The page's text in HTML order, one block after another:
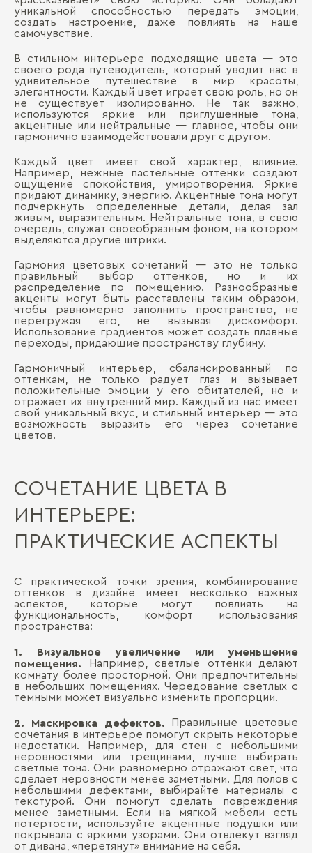
уникальной способностью передать эмоции,
создать настроение, даже повлиять на наше
самочувствие.
В стильном интерьере подходящие цвета — это
своего рода путеводитель, который уводит нас в
удивительное путешествие в мир красоты,
элегантности. Каждый цвет играет свою роль, но он
не существует изолированно. Не так важно,
используются яркие или приглушенные тона,
акцентные или нейтральные — главное, чтобы они
гармонично взаимодействовали друг с другом.
Каждый цвет имеет свой характер, влияние.
Например, нежные пастельные оттенки создают
ощущение спокойствия, умиротворения. Яркие
придают динамику, энергию. Акцентные тона могут
подчеркнуть определенные детали, делая зал
живым, выразительным. Нейтральные тона, в свою
очередь, служат своеобразным фоном, на котором
выделяются другие штрихи.
Гармония цветовых сочетаний — это не только
правильный выбор оттенков, но и их
распределение по помещению. Разнообразные
акценты могут быть расставлены таким образом,
чтобы равномерно заполнить пространство, не
перегружая его, не вызывая дискомфорт.
Использование градиентов может создать плавные
переходы, придающие пространству глубину.
Гармоничный интерьер, сбалансированный по
оттенкам, не только радует глаз и вызывает
положительные эмоции у его обитателей, но и
отражает их внутренний мир. Каждый из нас имеет
свой уникальный вкус, и стильный интерьер — это
возможность выразить его через сочетание
цветов.
СОЧЕТАНИЕ ЦВЕТА В
ИНТЕРЬЕРЕ:
ПРАКТИЧЕСКИЕ АСПЕКТЫ
С практической точки зрения, комбинирование
оттенков в дизайне имеет несколько важных
аспектов, которые могут повлиять на
функциональность, комфорт использования
пространства:
1. Визуальное увеличение или уменьшение
помещения. Например, светлые оттенки делают
комнату более просторной. Они предпочтительны
в небольших помещениях. Чередование светлых с
темными может визуально изменить пропорции.
2. Маскировка дефектов. Правильные цветовые
сочетания в интерьере помогут скрыть некоторые
недостатки. Например, для стен с небольшими
неровностями или трещинами, лучше выбирать
светлые тона. Они равномерно отражают свет, что
сделает неровности менее заметными. Для полов с
небольшими дефектами, выбирайте материалы с
текстурой. Они помогут сделать повреждения
менее заметными. Если на мягкой мебели есть
потертости, используйте акцентные подушки или
покрывала с яркими узорами. Они отвлекут взгляд
от дивана, «перетянут» внимание на себя.